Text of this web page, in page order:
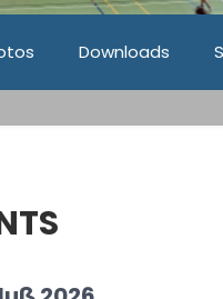
Downloads